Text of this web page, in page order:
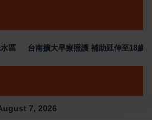
台南擴大早療照護 補助延伸至18歲 黃偉
7, 2026